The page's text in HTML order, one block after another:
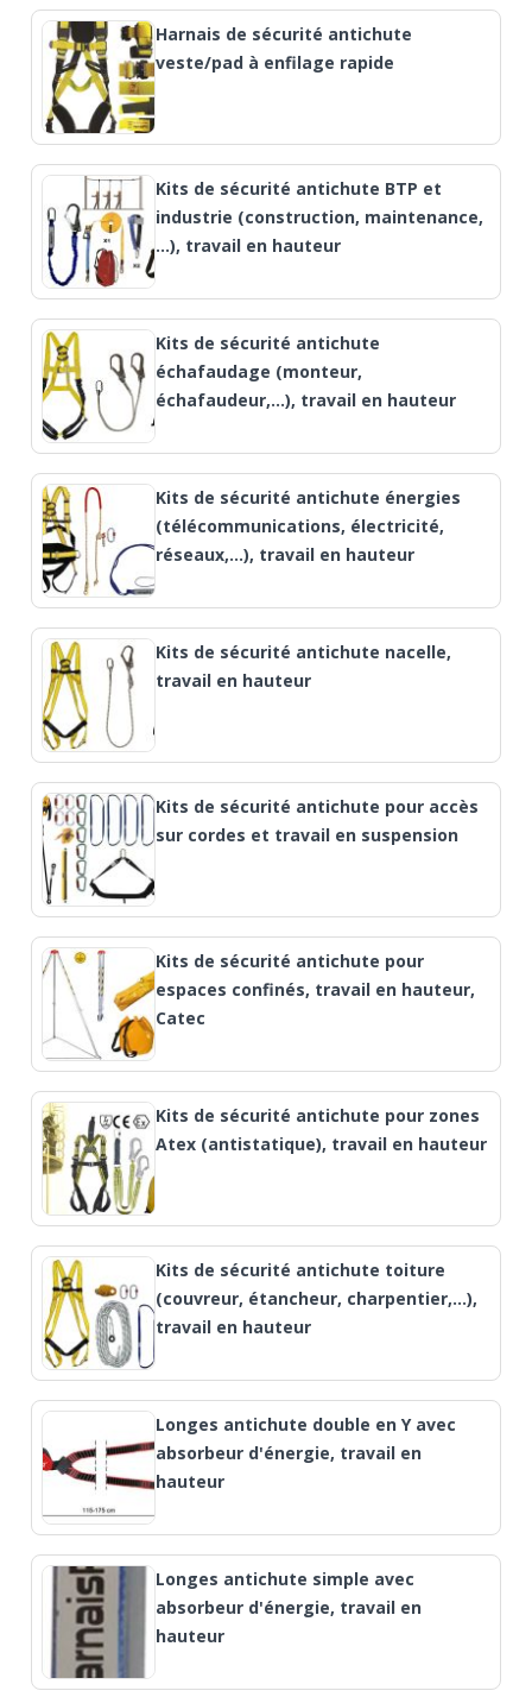
Harnais de sécurité antichute
veste/pad à enfilage rapide
Kits de sécurité antichute BTP et
industrie (construction, maintenance,
…), travail en hauteur
Kits de sécurité antichute
échafaudage (monteur,
échafaudeur,...), travail en hauteur
Kits de sécurité antichute énergies
(télécommunications, électricité,
réseaux,…), travail en hauteur
Kits de sécurité antichute nacelle,
travail en hauteur
Kits de sécurité antichute pour accès
sur cordes et travail en suspension
Kits de sécurité antichute pour
espaces confinés, travail en hauteur,
Catec
Kits de sécurité antichute pour zones
Atex (antistatique), travail en hauteur
Kits de sécurité antichute toiture
(couvreur, étancheur, charpentier,…),
travail en hauteur
Longes antichute double en Y avec
absorbeur d'énergie, travail en
hauteur
Longes antichute simple avec
absorbeur d'énergie, travail en
hauteur